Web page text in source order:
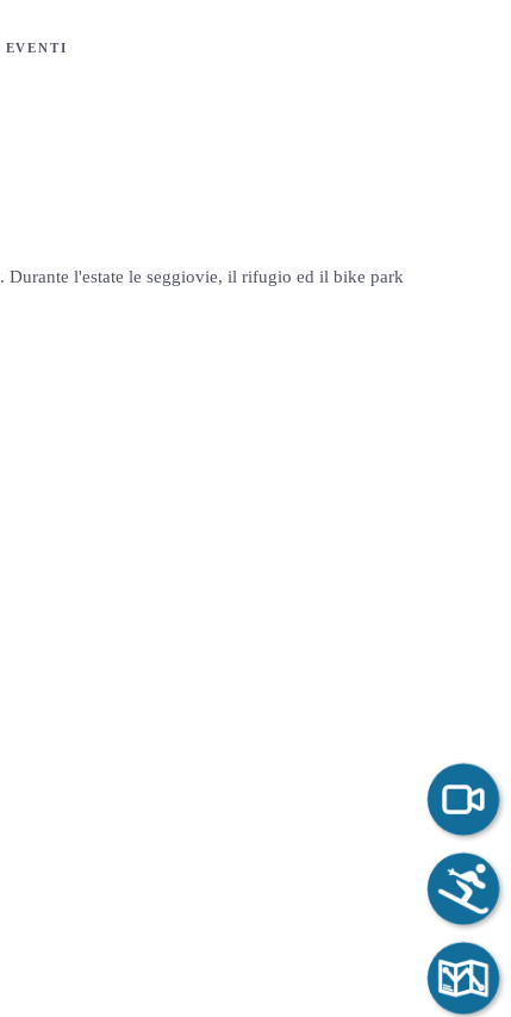
EVENTI
l'estate le seggiovie, il rifugio ed il bike park